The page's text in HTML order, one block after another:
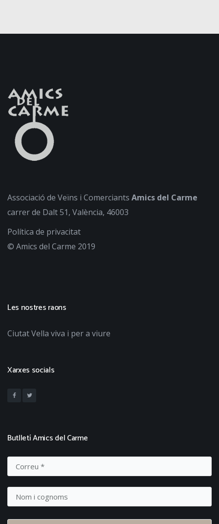
Associació de Veïns i Comerciants Amics del Carme
carrer de Dalt 51, València, 46003
Política de privacitat
© Amics del Carme 2019
Les nostres raons
Ciutat Vella viva i per a viure
Xarxes socials
Butlletí Amics del Carme